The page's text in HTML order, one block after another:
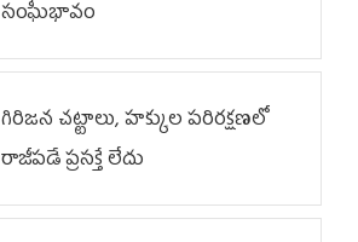
సంఘీభావం
గిరిజన చట్టాలు, హక్కుల పరిరక్షణలో
రాజీపడే ప్రసక్తే లేదు